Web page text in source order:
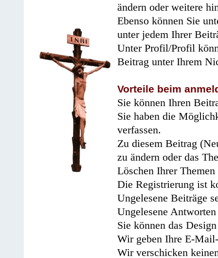
ändern oder weitere
Ebenso können Sie
unter jedem Ihrer
Unter Profil/Profil
Beitrag unter Ihrem
Vorteile beim
Sie können Ihren
Sie haben die
verfassen.
Zu diesem Beitrag
zu ändern oder das
Löschen Ihrer
Die Registrierung ist
Ungelesene Beiträge
Ungelesene
Sie können das
Wir geben Ihre E-
Wir verschicken